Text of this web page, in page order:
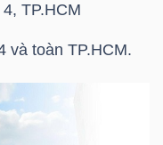
TP.HCM
và toàn TP.HCM.